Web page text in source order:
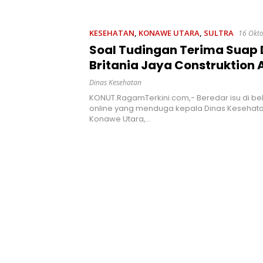
KESEHATAN, KONAWE UTARA, SULTRA 16
Soal Tudingan Terima Suap
Britania Jaya Construktion
Pengerjaan Puskesmas,
Konut: Itu Tidak Benar
Dinas Kesehatan
KONUT.RagamTerkini.com,- Beredar isu di
online yang menduga kepala Dinas
Konawe Utara,…